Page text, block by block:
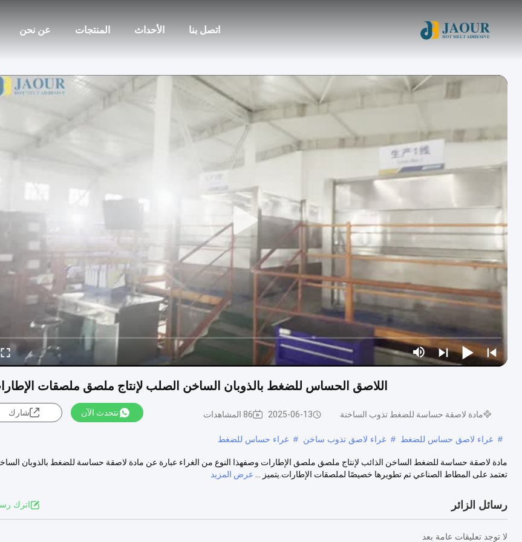
عن نحن المنتجات الأحداث اتصل بنا
اللاصق الحساس للضغط بالذوبان الساخن الصلب لإنتاج ملصق ملصقات
مادة لاصقة حساسة للضغط تذوب الساخنة 2025-06-13 86 المشاهدات نتحدث الآن شارك
# غراء لاصق حساس للضغط # غراء لاصق تذوب ساخن # غراء حساس للضغط
مادة لاصقة حساسة للضغط الساخن الذائب لإنتاج ملصق ملصق الإطارات وصفهذا النوع من الغراء عبارة عن مادة لاصقة حساسة للضغط بالذوبان
تعتمد على المطاط الصناعي تم تطويرها خصيصًا لملصقات الإطارات.يتميز ...
عرض المزيد
رسائل الزائر اترك
لا توجد تعليقات عامة بعد